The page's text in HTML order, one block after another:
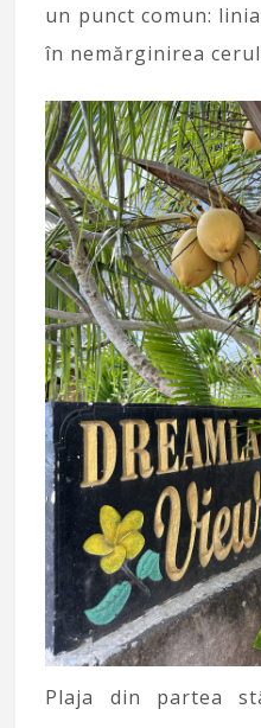
un punct comun:
în nemărginirea
Plaja din partea